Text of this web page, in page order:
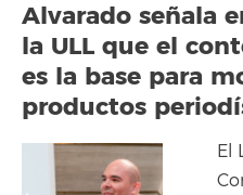
Alvarado señala
la ULL que el
es la base para
productos
El